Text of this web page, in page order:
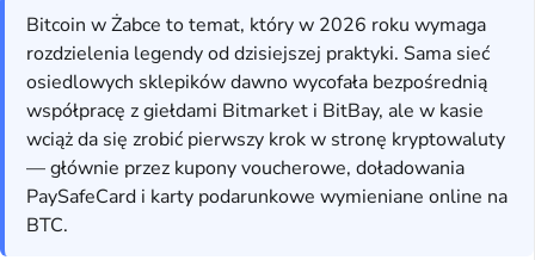
Bitcoin w Żabce to temat, który w 2026 roku wymaga
rozdzielenia legendy od dzisiejszej praktyki. Sama sieć
osiedlowych sklepików dawno wycofała bezpośrednią
współpracę z giełdami Bitmarket i BitBay, ale w kasie
wciąż da się zrobić pierwszy krok w stronę kryptowaluty
— głównie przez kupony voucherowe, doładowania
PaySafeCard i karty podarunkowe wymieniane online na
BTC.